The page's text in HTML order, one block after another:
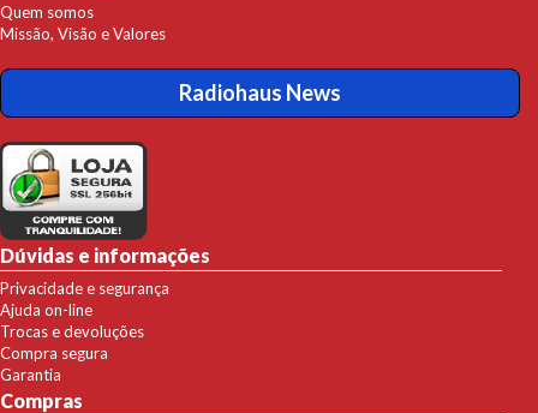
Quem somos
Missão, Visão e Valores
Radiohaus News
Dúvidas e informações
Privacidade e segurança
Ajuda on-line
Trocas e devoluções
Compra segura
Garantia
Compras